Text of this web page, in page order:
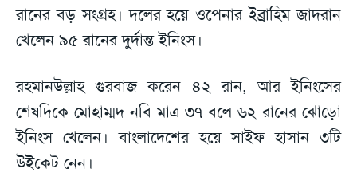
রানের বড় সংগ্রহ। দলের হয়ে ওপেনার ইব্রাহিম জাদরান
খেলেন ৯৫ রানের দুর্দান্ত ইনিংস।
রহমানউল্লাহ গুরবাজ করেন ৪২ রান, আর ইনিংসের
শেষদিকে মোহাম্মদ নবি মাত্র ৩৭ বলে ৬২ রানের ঝোড়ো
ইনিংস খেলেন। বাংলাদেশের হয়ে সাইফ হাসান ৩টি
উইকেট নেন।